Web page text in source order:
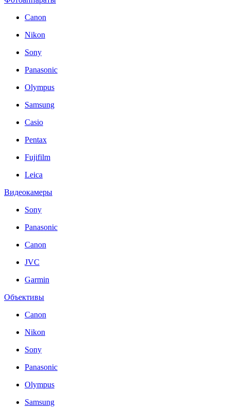
Canon
Nikon
Sony
Panasonic
Olympus
Samsung
Casio
Pentax
Fujifilm
Leica
Видеокамеры
Sony
Panasonic
Canon
JVC
Garmin
Объективы
Canon
Nikon
Sony
Panasonic
Olympus
Samsung